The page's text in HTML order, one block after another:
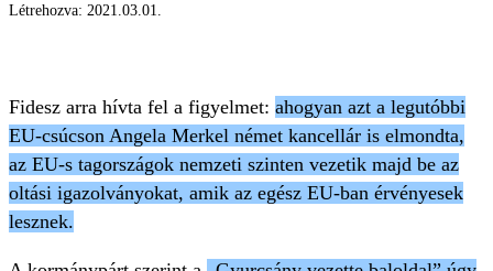
Létrehozva: 2021.03.01.
Fidesz arra hívta fel a figyelmet: ahogyan azt a legutóbbi
EU-csúcson Angela Merkel német kancellár is elmondta,
az EU-s tagországok nemzeti szinten vezetik majd be az
oltási igazolványokat, amik az egész EU-ban érvényesek
lesznek.